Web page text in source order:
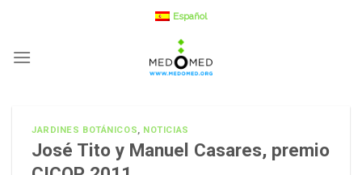
contenido
Español
JARDINES BOTÁNICOS, NOTICIAS
José Tito y Manuel Casares, premio